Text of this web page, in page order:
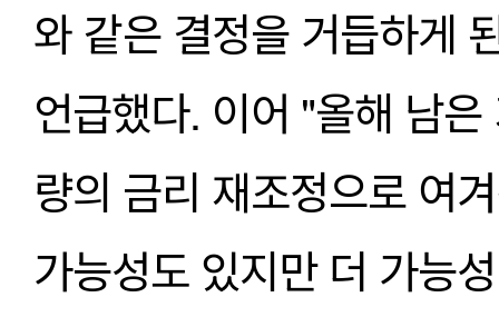
와 같은 결정을 거듭하게
언급했다. 이어 "올해 남
량의 금리 재조정으로 여
가능성도 있지만 더 가능